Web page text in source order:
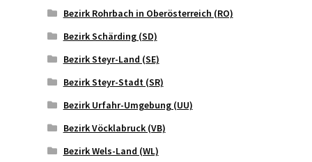
Bezirk Rohrbach in Oberösterreich (RO)
Bezirk Schärding (SD)
Bezirk Steyr-Land (SE)
Bezirk Steyr-Stadt (SR)
Bezirk Urfahr-Umgebung (UU)
Bezirk Vöcklabruck (VB)
Bezirk Wels-Land (WL)